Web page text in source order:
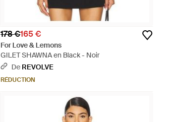
178 €165 €
For Love & Lemons
GILET SHAWNA en Black - Noir
De REVOLVE
RÉDUCTION